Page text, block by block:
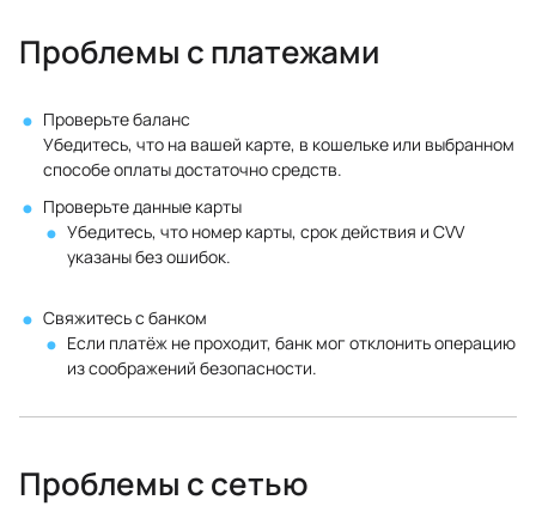
Проблемы с платежами
Проверьте баланс
Убедитесь, что на вашей карте, в кошельке или выбранном
способе оплаты достаточно средств.
Проверьте данные карты
Убедитесь, что номер карты, срок действия и CVV
указаны без ошибок.
Свяжитесь с банком
Если платёж не проходит, банк мог отклонить операцию
из соображений безопасности.
Проблемы с сетью